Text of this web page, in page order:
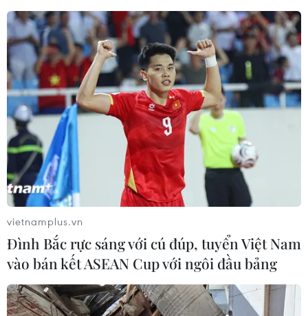
TIN LIÊN QUAN
Hải Phòng: Khởi tố đối tượng lừa đảo
chiếm đoạt tài sản
vietnamplus.vn
Đình Bắc rực sáng với cú đúp, tuyển Việt Nam
vào bán kết ASEAN Cup với ngôi đầu bảng